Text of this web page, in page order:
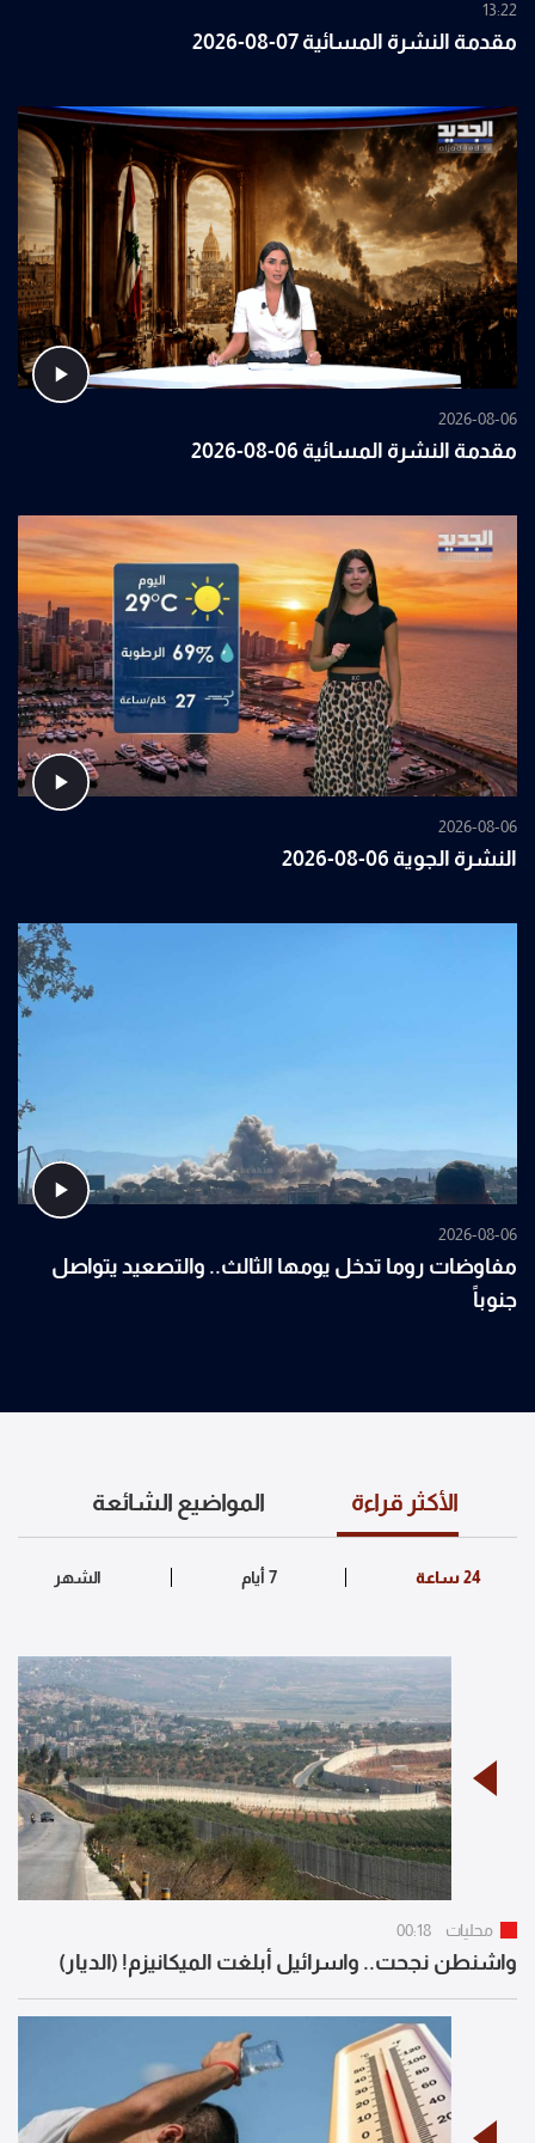
13:22
مقدمة النشرة المسائية 07-08-2026
2026-08-06
مقدمة النشرة المسائية 06-08-2026
2026-08-06
النشرة الجوية 06-08-2026
2026-08-06
مفاوضات روما تدخل يومها الثالث.. والتصعيد يتواصل
جنوباً
الأكثر قراءة المواضيع الشائعة
محليات 00:18
واشنطن نجحت.. واسرائيل أبلغت الميكانيزم! (الديار)